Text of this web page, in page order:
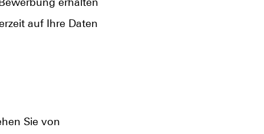
auf Ihre Daten
Sie von